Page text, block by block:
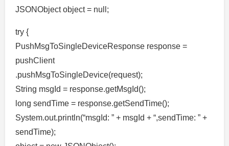
JSONObject object = null;
try {
PushMsgToSingleDeviceResponse response =
pushClient
.pushMsgToSingleDevice(request);
String msgId = response.getMsgId();
long sendTime = response.getSendTime();
System.out.println(“msgId: ” + msgId + “,sendTime: ” +
sendTime);